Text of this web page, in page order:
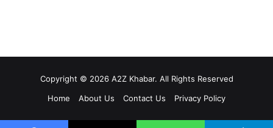
Copyright © 2026 A2Z Khabar. All Rights Reserved
Home
About Us Contact Us Privacy Policy